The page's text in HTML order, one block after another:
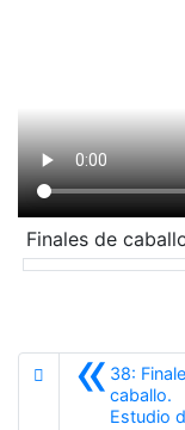
Finales de
«38:
caballo.
Estudio